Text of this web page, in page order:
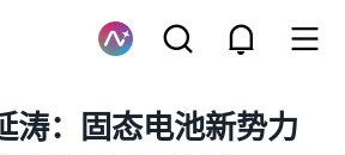
涛：固态电池新势力